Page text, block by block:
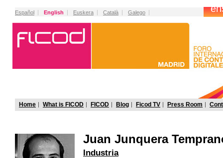
Español English Euskera Català Galego
Juan Junquera
Industria
Home What is FICOD FICOD Blog Ficod TV Press Room